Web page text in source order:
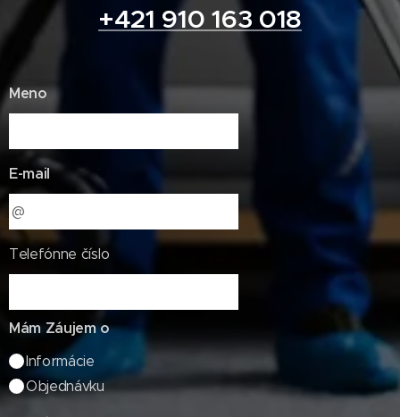
+421 910 163 018
Meno
E-mail
Telefónne číslo
Mám Záujem o
Informácie
Objednávku